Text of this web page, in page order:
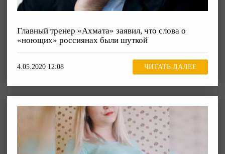
Главный тренер «Ахмата» заявил, что слова о
«ноющих» россиянах были шуткой
4.05.2020 12:08 ЧИТАТЬ ДАЛЕЕ